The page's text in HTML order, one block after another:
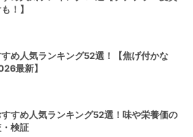
！】
め人気ランキング52選！【焦げ付かな
最新】
すめ人気ランキング52選！味や栄養価の
検証